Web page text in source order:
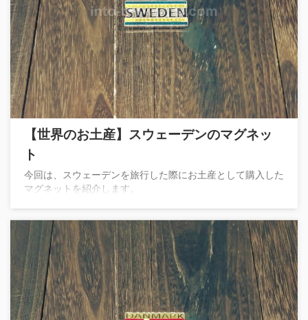
【世界のお土産】スウェーデンのマグネッ
ト
今回は、スウェーデンを旅行した際にお土産として購入した
マグネットを紹介します。